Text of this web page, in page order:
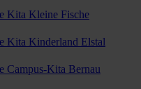
Kita Kleine Fische
Kita Kinderland Elstal
Campus-Kita Bernau